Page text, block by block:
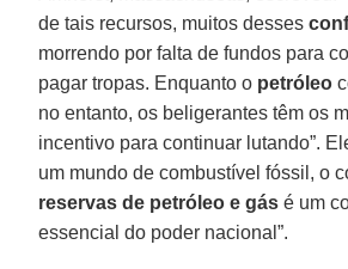
de tais recursos, muitos desses
morrendo por falta de fundos para
pagar tropas. Enquanto o petróleo
no entanto, os beligerantes têm os
incentivo para continuar lutando”.
um mundo de combustível fóssil, o
reservas de petróleo e gás é um
essencial do poder nacional”.